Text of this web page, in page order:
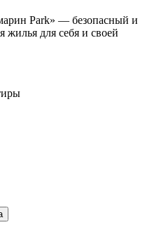
Park» — безопасный и
жилья для себя и своей